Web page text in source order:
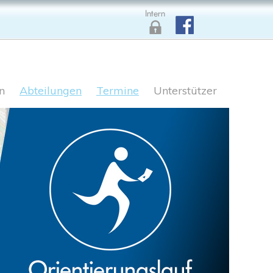
Abteilungen Termine Unterstützer